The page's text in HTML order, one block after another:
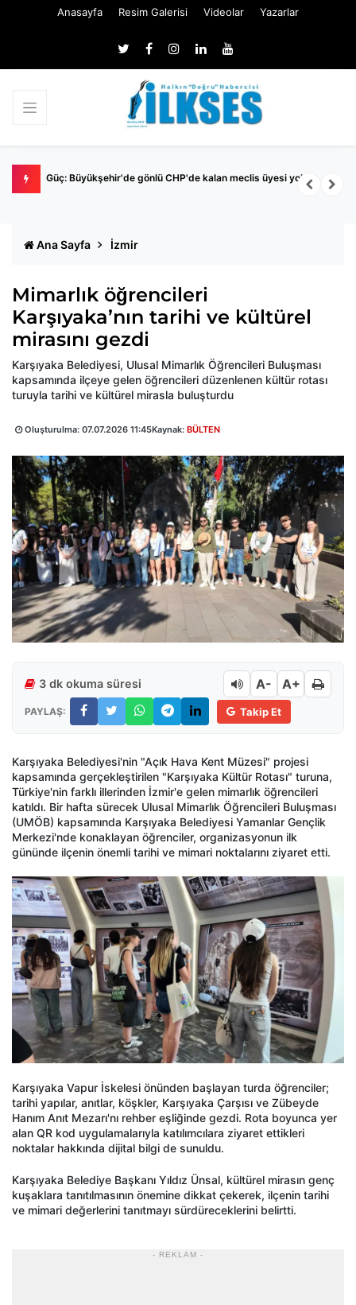
Anasayfa Resim Galerisi Videolar Yazarlar
Güç: Büyükşehir'de gönlü CHP'de kalan meclis üyesi yok
Ana Sayfa İzmir
Mimarlık öğrencileri
Karşıyaka’nın tarihi ve kültürel
mirasını gezdi
Karşıyaka Belediyesi, Ulusal Mimarlık Öğrencileri Buluşması
kapsamında ilçeye gelen öğrencileri düzenlenen kültür rotası
turuyla tarihi ve kültürel mirasla buluşturdu
Oluşturulma: 07.07.2026 11:45Kaynak: BÜLTEN
3 dk okuma süresi A- A+
PAYLAŞ: Takip Et
Karşıyaka Belediyesi'nin "Açık Hava Kent Müzesi" projesi
kapsamında gerçekleştirilen "Karşıyaka Kültür Rotası" turuna,
Türkiye'nin farklı illerinden İzmir'e gelen mimarlık öğrencileri
katıldı. Bir hafta sürecek Ulusal Mimarlık Öğrencileri Buluşması
(UMÖB) kapsamında Karşıyaka Belediyesi Yamanlar Gençlik
Merkezi'nde konaklayan öğrenciler, organizasyonun ilk
gününde ilçenin önemli tarihi ve mimari noktalarını ziyaret etti.
Karşıyaka Vapur İskelesi önünden başlayan turda öğrenciler;
tarihi yapılar, anıtlar, köşkler, Karşıyaka Çarşısı ve Zübeyde
Hanım Anıt Mezarı'nı rehber eşliğinde gezdi. Rota boyunca yer
alan QR kod uygulamalarıyla katılımcılara ziyaret ettikleri
noktalar hakkında dijital bilgi de sunuldu.
Karşıyaka Belediye Başkanı Yıldız Ünsal, kültürel mirasın genç
kuşaklara tanıtılmasının önemine dikkat çekerek, ilçenin tarihi
ve mimari değerlerini tanıtmayı sürdüreceklerini belirtti.
- REKLAM -